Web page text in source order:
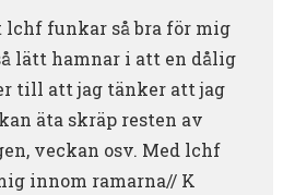
lchf funkar så bra för mig
lätt hamnar i att en dålig
till att jag tänker att jag
äta skräp resten av
veckan osv. Med lchf
innom ramarna// K